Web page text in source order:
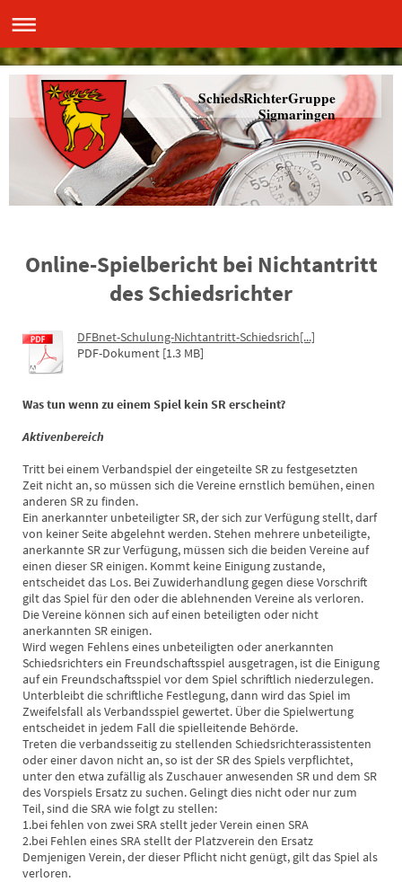
SchiedsRichterGruppe
Sigmaringen
Online-Spielbericht bei Nichtantritt
des Schiedsrichter
DFBnet-Schulung-Nichtantritt-Schiedsrich[...]
PDF-Dokument [1.3 MB]
Was tun wenn zu einem Spiel kein SR erscheint?
Aktivenbereich
Tritt bei einem Verbandspiel der eingeteilte SR zu festgesetzten
Zeit nicht an, so müssen sich die Vereine ernstlich bemühen, einen
anderen SR zu finden.
Ein anerkannter unbeteiligter SR, der sich zur Verfügung stellt, darf
von keiner Seite abgelehnt werden. Stehen mehrere unbeteiligte,
anerkannte SR zur Verfügung, müssen sich die beiden Vereine auf
einen dieser SR einigen. Kommt keine Einigung zustande,
entscheidet das Los. Bei Zuwiderhandlung gegen diese Vorschrift
gilt das Spiel für den oder die ablehnenden Vereine als verloren.
Die Vereine können sich auf einen beteiligten oder nicht
anerkannten SR einigen.
Wird wegen Fehlens eines unbeteiligten oder anerkannten
Schiedsrichters ein Freundschaftsspiel ausgetragen, ist die Einigung
auf ein Freundschaftsspiel vor dem Spiel schriftlich niederzulegen.
Unterbleibt die schriftliche Festlegung, dann wird das Spiel im
Zweifelsfall als Verbandsspiel gewertet. Über die Spielwertung
entscheidet in jedem Fall die spielleitende Behörde.
Treten die verbandsseitig zu stellenden Schiedsrichterassistenten
oder einer davon nicht an, so ist der SR des Spiels verpflichtet,
unter den etwa zufällig als Zuschauer anwesenden SR und dem SR
des Vorspiels Ersatz zu suchen. Gelingt dies nicht oder nur zum
Teil, sind die SRA wie folgt zu stellen:
1.bei fehlen von zwei SRA stellt jeder Verein einen SRA
2.bei Fehlen eines SRA stellt der Platzverein den Ersatz
Demjenigen Verein, der dieser Pflicht nicht genügt, gilt das Spiel als
verloren.